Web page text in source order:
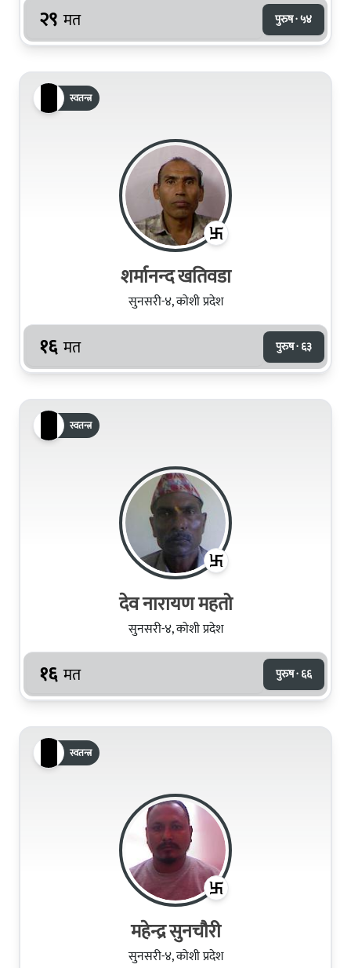
२९ मत पुरुष · ५४
स्वतन्त्र
शर्मानन्‍द खतिवडा
सुनसरी-४, कोशी प्रदेश
१६ मत पुरुष · ६३
स्वतन्त्र
देव नारायण महतो
सुनसरी-४, कोशी प्रदेश
१६ मत पुरुष · ६६
स्वतन्त्र
महेन्द्र सुनचाैरी
सुनसरी-४, कोशी प्रदेश